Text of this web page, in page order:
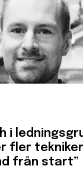
i
fler
från start”